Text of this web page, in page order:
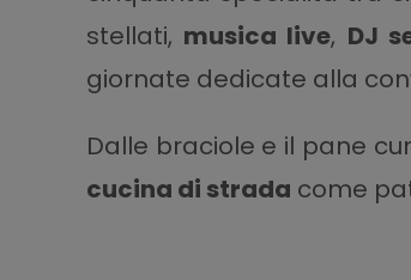
stellati, musica live, DJ
giornate dedicate alla
Dalle braciole e il pane
cucina di strada come